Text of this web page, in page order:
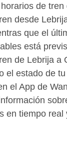
de tren
desde
que el
está
de Lebrija a
el estado de
el App de
en tiempo real